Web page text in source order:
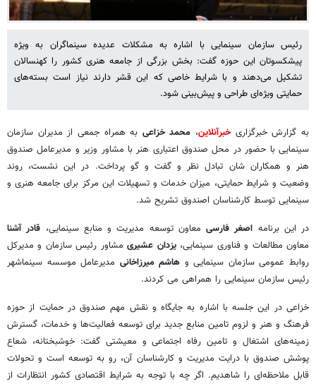
رئیس سازمان سینمایی با اشاره به مشکلات عدیده سینماگران به ویژه
پیشکسوتان این حوزه گفت: بخش بزرگی از جامعه هنری کشور را کهنسالان
تشکیل می‌دهند و با شرایط خاصی که این قشر دارند نیاز است بسته‌های
حمایتی ویژه‌ای طراحی و پیش‌بینی شود.
به گزارش خبرگزاریخبرآنلاین، محمد خزاعی به همراه جمعی از مدیران سازمان
سینمایی با حضور در محل صندوق اعتباری هنر با مشاور وزیر و مدیرعامل صندوق
هنر و همکاران شان تبادل نظر و گفت و گو پرداخت. در این نشست، روند
وضعیت و شرایط حمایتی، میزان خدمات و تسهیلات این مرکز برای جامعه هنری و
سینمایی توسط کارشناسان اصندوق تشریح شد.
در این برنامه اصغر فارسی معاون توسعه مدیریت و ‌منابع سینمایی، قادر آشنا
معاون مطالعات و فناوری سینمایی، یزدان عشیریمشاور رئیس سازمان و مدیرکل
روابط عمومی سازمان سینمایی و هاشم میرزاخانی مدیرعامل موسسه سینماشهر
رئیس سازمان سینمایی را همراهی می کردند.
خزاعی در این جلسه با اشاره به جایگاه و نقش مهم صندوق در حمایت از حوزه
فرهنگ و هنر و لزوم تامین منابع جدید برای توسعه فعالیت‌ها و خدمات، گسترش
زمینه‌های اشتغال و تامین رفاه اجتماعی و معیشتی گفت: خوشبختانه، شعاع
پوشش صندوق با درایت مدیریت و کارشناسان آن، رو به توسعه است و تحولات
قابل ملاحظه‌ای را شاهدیم. اگر چه با توجه به شرایط اقتصادی کشور انتظارات از